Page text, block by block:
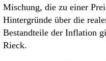
Mischung, die zu einer
Hintergründe über die
Bestandteile der Inflation
Rieck.